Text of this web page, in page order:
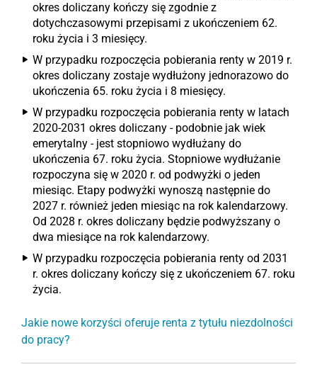
okres doliczany kończy się zgodnie z
dotychczasowymi przepisami z ukończeniem 62.
roku życia i 3 miesięcy.
W przypadku rozpoczęcia pobierania renty w 2019 r.
okres doliczany zostaje wydłużony jednorazowo do
ukończenia 65. roku życia i 8 miesięcy.
W przypadku rozpoczęcia pobierania renty w latach
2020-2031 okres doliczany - podobnie jak wiek
emerytalny - jest stopniowo wydłużany do
ukończenia 67. roku życia. Stopniowe wydłużanie
rozpoczyna się w 2020 r. od podwyżki o jeden
miesiąc. Etapy podwyżki wynoszą następnie do
2027 r. również jeden miesiąc na rok kalendarzowy.
Od 2028 r. okres doliczany będzie podwyższany o
dwa miesiące na rok kalendarzowy.
W przypadku rozpoczęcia pobierania renty od 2031
r. okres doliczany kończy się z ukończeniem 67. roku
życia.
Jakie nowe korzyści oferuje renta z tytułu niezdolności
do pracy?